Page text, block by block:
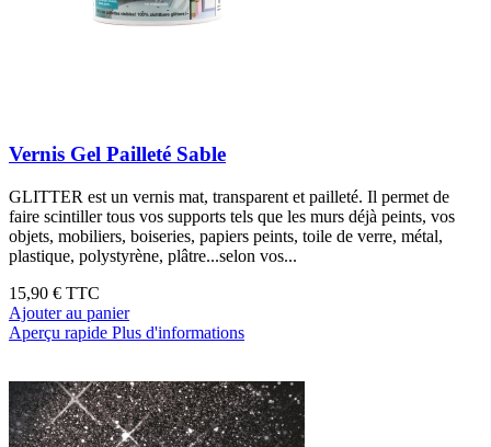
Vernis Gel Pailleté Sable
GLITTER est un vernis mat, transparent et pailleté. Il permet de
faire scintiller tous vos supports tels que les murs déjà peints, vos
objets, mobiliers, boiseries, papiers peints, toile de verre, métal,
plastique, polystyrène, plâtre...selon vos...
15,90 € TTC
Ajouter au panier
Aperçu rapide Plus d'informations